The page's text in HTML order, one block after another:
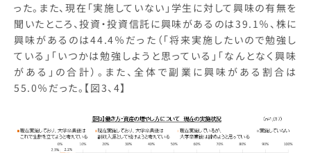
った。また、現在「実施していない」学生に対して興味の有無を
聞いたところ、投資・投資信託に興味があるのは39.1％、株に
興味があるのは44.4％だった（「将来実施したいので勉強し
ている」「いつかは勉強しようと思っている」「なんとなく興味
がある」の合計）。また、全体で副業に興味がある割合は
55.0％だった。【図3、4】